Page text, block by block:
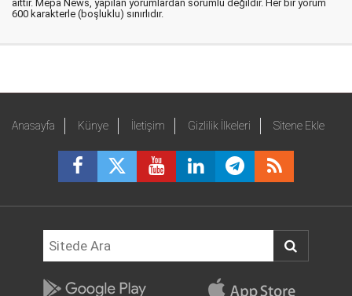
aittir. Mepa News, yapılan yorumlardan sorumlu değildir. Her bir yorum
600 karakterle (boşluklu) sınırlıdır.
Anasayfa Künye İletişim Gizlilik İlkeleri Sitene Ekle